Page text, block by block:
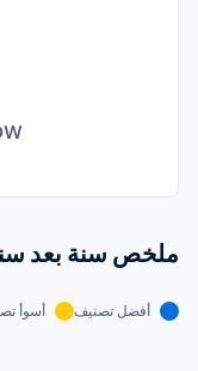
ملخص سنة بعد
أفضل تصنيف أسوأ